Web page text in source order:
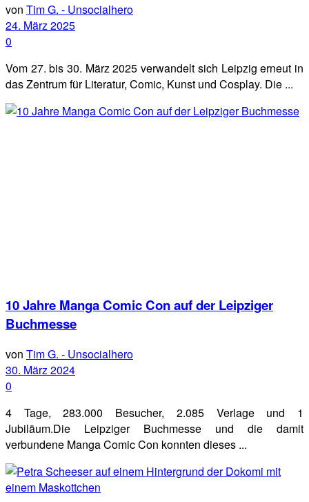
von Tim G. - Unsocialhero
24. März 2025
0
Vom 27. bis 30. März 2025 verwandelt sich Leipzig erneut in
das Zentrum für Literatur, Comic, Kunst und Cosplay. Die ...
10 Jahre Manga Comic Con auf der Leipziger
Buchmesse
von Tim G. - Unsocialhero
30. März 2024
0
4 Tage, 283.000 Besucher, 2.085 Verlage und 1
Jubiläum.Die Leipziger Buchmesse und die damit
verbundene Manga Comic Con konnten dieses ...